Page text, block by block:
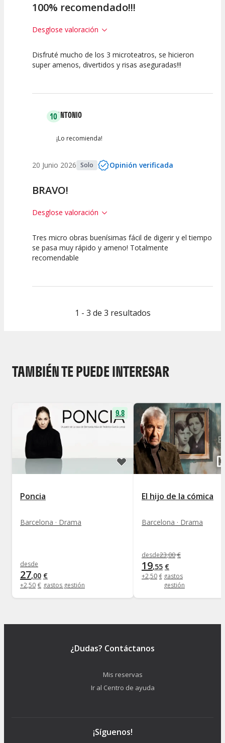
100% recomendado!!!
Desglose valoración
10 10 10
Disfruté mucho de los 3 microteatros, se hicieron
super amenos, divertidos y risas aseguradas!!!
10ANTONIO
¡Lo recomienda!
20 Junio 2026 Solo Opinión verificada
BRAVO!
Desglose valoración
10
Calidad del
10 10
Tres micro obras buenísimas fácil de digerir y el tiempo
se pasa muy rápido y ameno! Totalmente
recomendable
1 - 3 de 3 resultados
TAMBIÉN TE PUEDE INTERESAR
9.8
Poncia
Barcelona · Drama
desde
27,00 €
+2,50 € gastos gestión
El hijo de la cómica
Barcelona · Drama
desde23,00 €
19,55 €
+2,50 € gastos
gestión
¿Dudas? Contáctanos
Mis reservas
Ir al Centro de ayuda
¡Síguenos!